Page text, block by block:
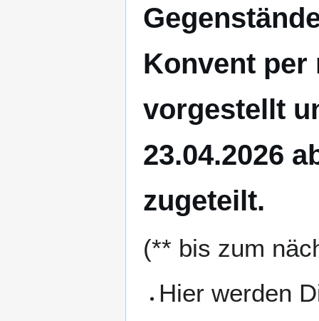
Konvent per
vorgestellt
23.04.2026
zugeteilt.
(** bis zum
Hier werden